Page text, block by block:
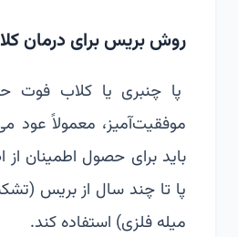
روش بریس برای درمان
پا چنبری یا کلاب فوت
موفقیت‌آمیز، معمولاً عود
باید برای حصول اطمینان
پا تا چند سال از بریس
میله فلزی) استفاده کند.